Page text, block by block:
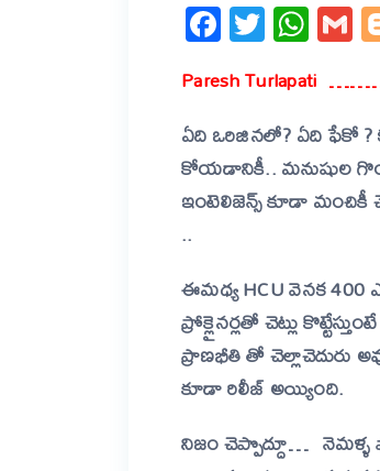
Paresh
ఏది ఒరిజినలో? ఏది ఫేకో
కోయడానికీ.. మనుషుల
ఇంటెలిజెన్స్ కూడా మంచికీ
..
ఈమధ్య HCU వెనక
ప్రోక్లైనర్లతో చెట్లు
ప్రాణభీతి తో
కూడా రిలీజ్ అయ్యింది.
నిజం చెప్పొద్దూ… నెమళ్ళ